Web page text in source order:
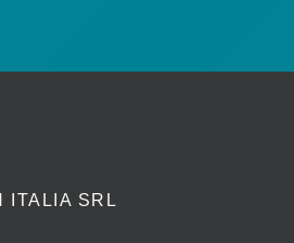
ITALIA SRL